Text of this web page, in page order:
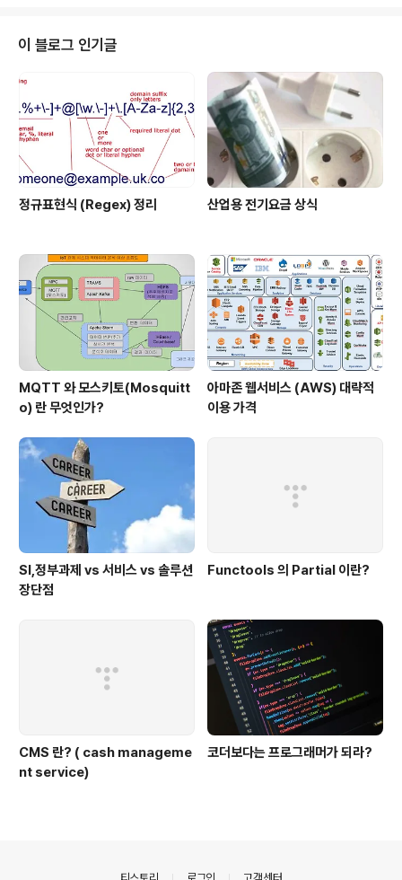
로딩을 시도하고, 새로운 URL 로 리다이렉트를 갖는다.WebView 는 시스템이
URL..
이 블로그 인기글
정규표현식 (Regex) 정리 산업용 전기요금 상식
MQTT 와 모스키토(Mosquitt
o) 란 무엇인가?
아마존 웹서비스 (AWS) 대략적
이용 가격
SI,정부과제 vs 서비스 vs 솔루션
장단점
Functools 의 Partial 이란?
CMS 란? ( cash manageme
nt service)
코더보다는 프로그래머가 되라?